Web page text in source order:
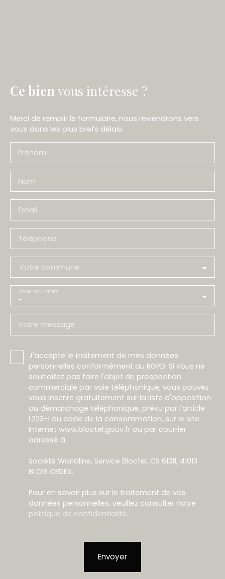
Ce bien vous intéresse ?
Merci de remplir le formulaire, nous reviendrons vers
vous dans les plus brefs délais.
Prénom
Nom
Email
Téléphone
Votre commune
-
Vous souhaitez
Votre message
J'accepte le traitement de mes données
personnelles conformément au RGPD. Si vous ne
souhaitez pas faire l'objet de prospection
commerciale par voie téléphonique, vous pouvez
vous inscrire gratuitement sur la liste d'opposition
au démarchage téléphonique, prévu par l'article
L223-1 du code de la consommation, sur le site
Internet www.bloctel.gouv.fr ou par courrier
adressé à :
Société Worldline, Service Bloctel, CS 61311, 41013
BLOIS CEDEX.
Pour en savoir plus sur le traitement de vos
données personnelles, veuillez consulter notre
politique de confidentialité.
Envoyer